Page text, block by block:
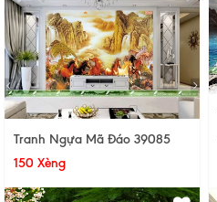
Tranh Ngựa Mã Đáo 39085
150 Xèng